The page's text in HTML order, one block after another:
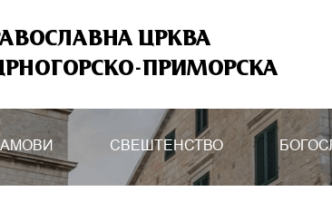
ЦРКВА
ПРИМОРСКА
СВЕШТЕНСТВО